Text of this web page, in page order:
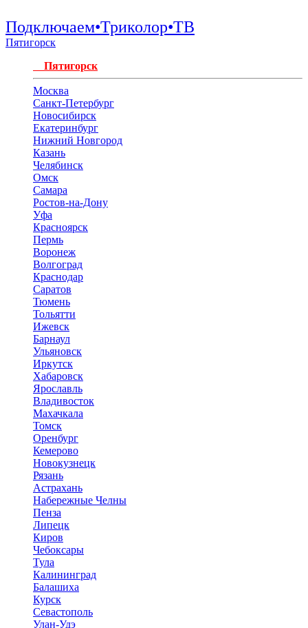
Подключаем•Триколор•ТВ
Пятигорск
Пятигорск
Москва
Санкт-Петербург
Новосибирск
Екатеринбург
Нижний Новгород
Казань
Челябинск
Омск
Самара
Ростов-на-Дону
Уфа
Красноярск
Пермь
Воронеж
Волгоград
Краснодар
Саратов
Тюмень
Тольятти
Ижевск
Барнаул
Ульяновск
Иркутск
Хабаровск
Ярославль
Владивосток
Махачкала
Томск
Оренбург
Кемерово
Новокузнецк
Рязань
Астрахань
Набережные Челны
Пенза
Липецк
Киров
Чебоксары
Тула
Калининград
Балашиха
Курск
Севастополь
Улан-Удэ